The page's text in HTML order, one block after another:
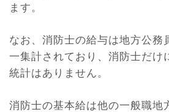
ます。
なお、消防士の給与は地方公務
一集計されており、消防士だけ
統計はありません。
消防士の基本給は他の一般職地